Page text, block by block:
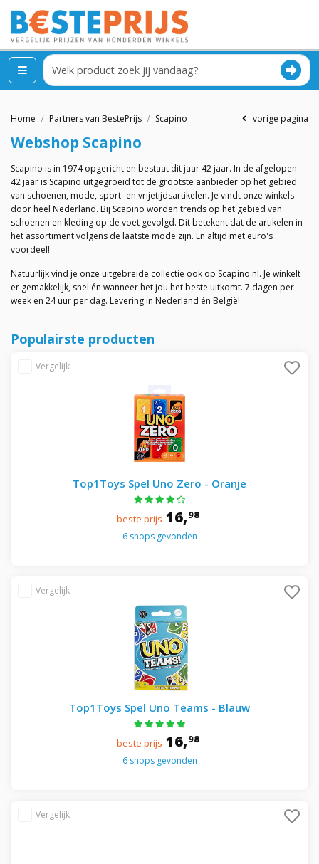
Home Partners van BestePrijs Scapino vorige pagina
Webshop Scapino
Scapino is in 1974 opgericht en bestaat dit jaar 42 jaar. In de afgelopen
42 jaar is Scapino uitgegroeid tot de grootste aanbieder op het gebied
van schoenen, mode, sport- en vrijetijdsartikelen. Je vindt onze winkels
door heel Nederland. Bij Scapino worden trends op het gebied van
schoenen en kleding op de voet gevolgd. Dit betekent dat de artikelen in
het assortiment volgens de laatste mode zijn. En altijd met euro's
voordeel!
Natuurlijk vind je onze uitgebreide collectie ook op Scapino.nl. Je winkelt
er gemakkelijk, snel én wanneer het jou het beste uitkomt. 7 dagen per
week en 24 uur per dag. Levering in Nederland én België!
Populairste producten
Top1Toys Spel Uno Zero - Oranje
beste prijs 16,98
6 shops gevonden
Top1Toys Spel Uno Teams - Blauw
beste prijs 16,98
6 shops gevonden